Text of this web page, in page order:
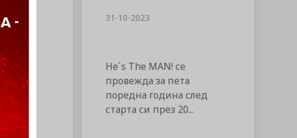
31-10-2023
He`s The MAN! се
провежда за пета
поредна година след
старта си през 20...